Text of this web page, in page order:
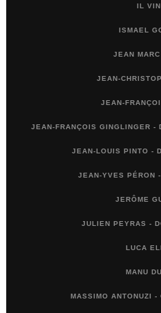
IL
ISMAEL
JEAN
JEAN-
JEAN-
JEAN-FRANÇOIS GINGLINGER -
JEAN-LOUIS PINTO -
JEAN-YVES PÉRON
JERÔME
JULIEN PEYRAS -
LUCA
MANU
MASSIMO ANTONUZI -